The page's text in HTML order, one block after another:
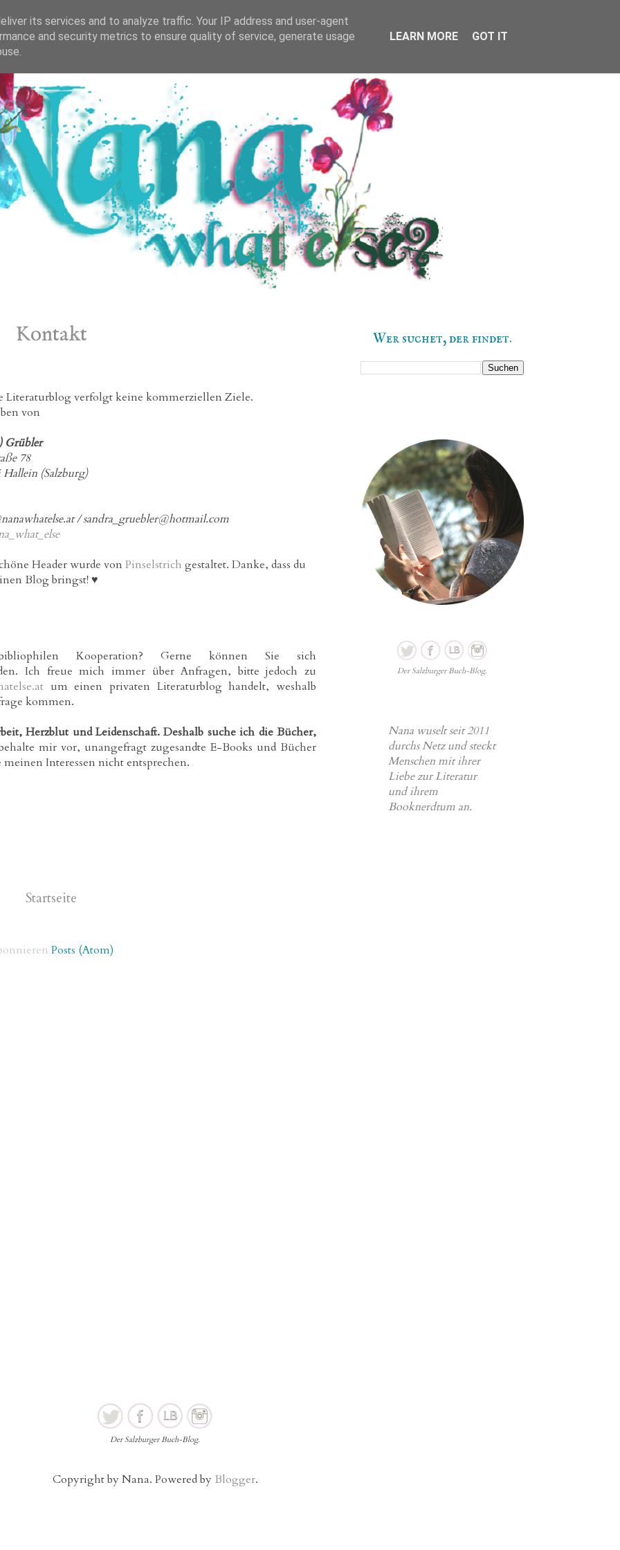
Kontakt
Literaturblog verfolgt keine kommerziellen Ziele.
von
Grübler
78
Hallein (Salzburg)
/ sandra_gruebler@hotmail.com
Header wurde vonPinselstrich gestaltet. Danke, dass du
Blog bringst! ♥
Kooperation? Gerne können Sie sich
Ich freue mich immer über Anfragen, bitte jedoch zu
um einen privaten Literaturblog handelt, weshalb
kommen.
Herzblut und Leidenschaft. Deshalb suche ich die Bücher,
mir vor, unangefragt zugesandte E-Books und Bücher
Interessen nicht entsprechen.
Startseite
Posts (Atom)
Wer suchet, der findet.
Der Salzburger Buch-Blog.
Nana wuselt seit 2011
durchs Netz und steckt
Menschen mit ihrer
Liebe zur Literatur
und ihrem
Booknerdtum an.
Der Salzburger Buch-Blog.
Copyright by Nana. Powered by Blogger.
its services and to analyze traffic. Your IP address and user-agent
and security metrics to ensure quality of service, generate usage
LEARN MORE GOT IT